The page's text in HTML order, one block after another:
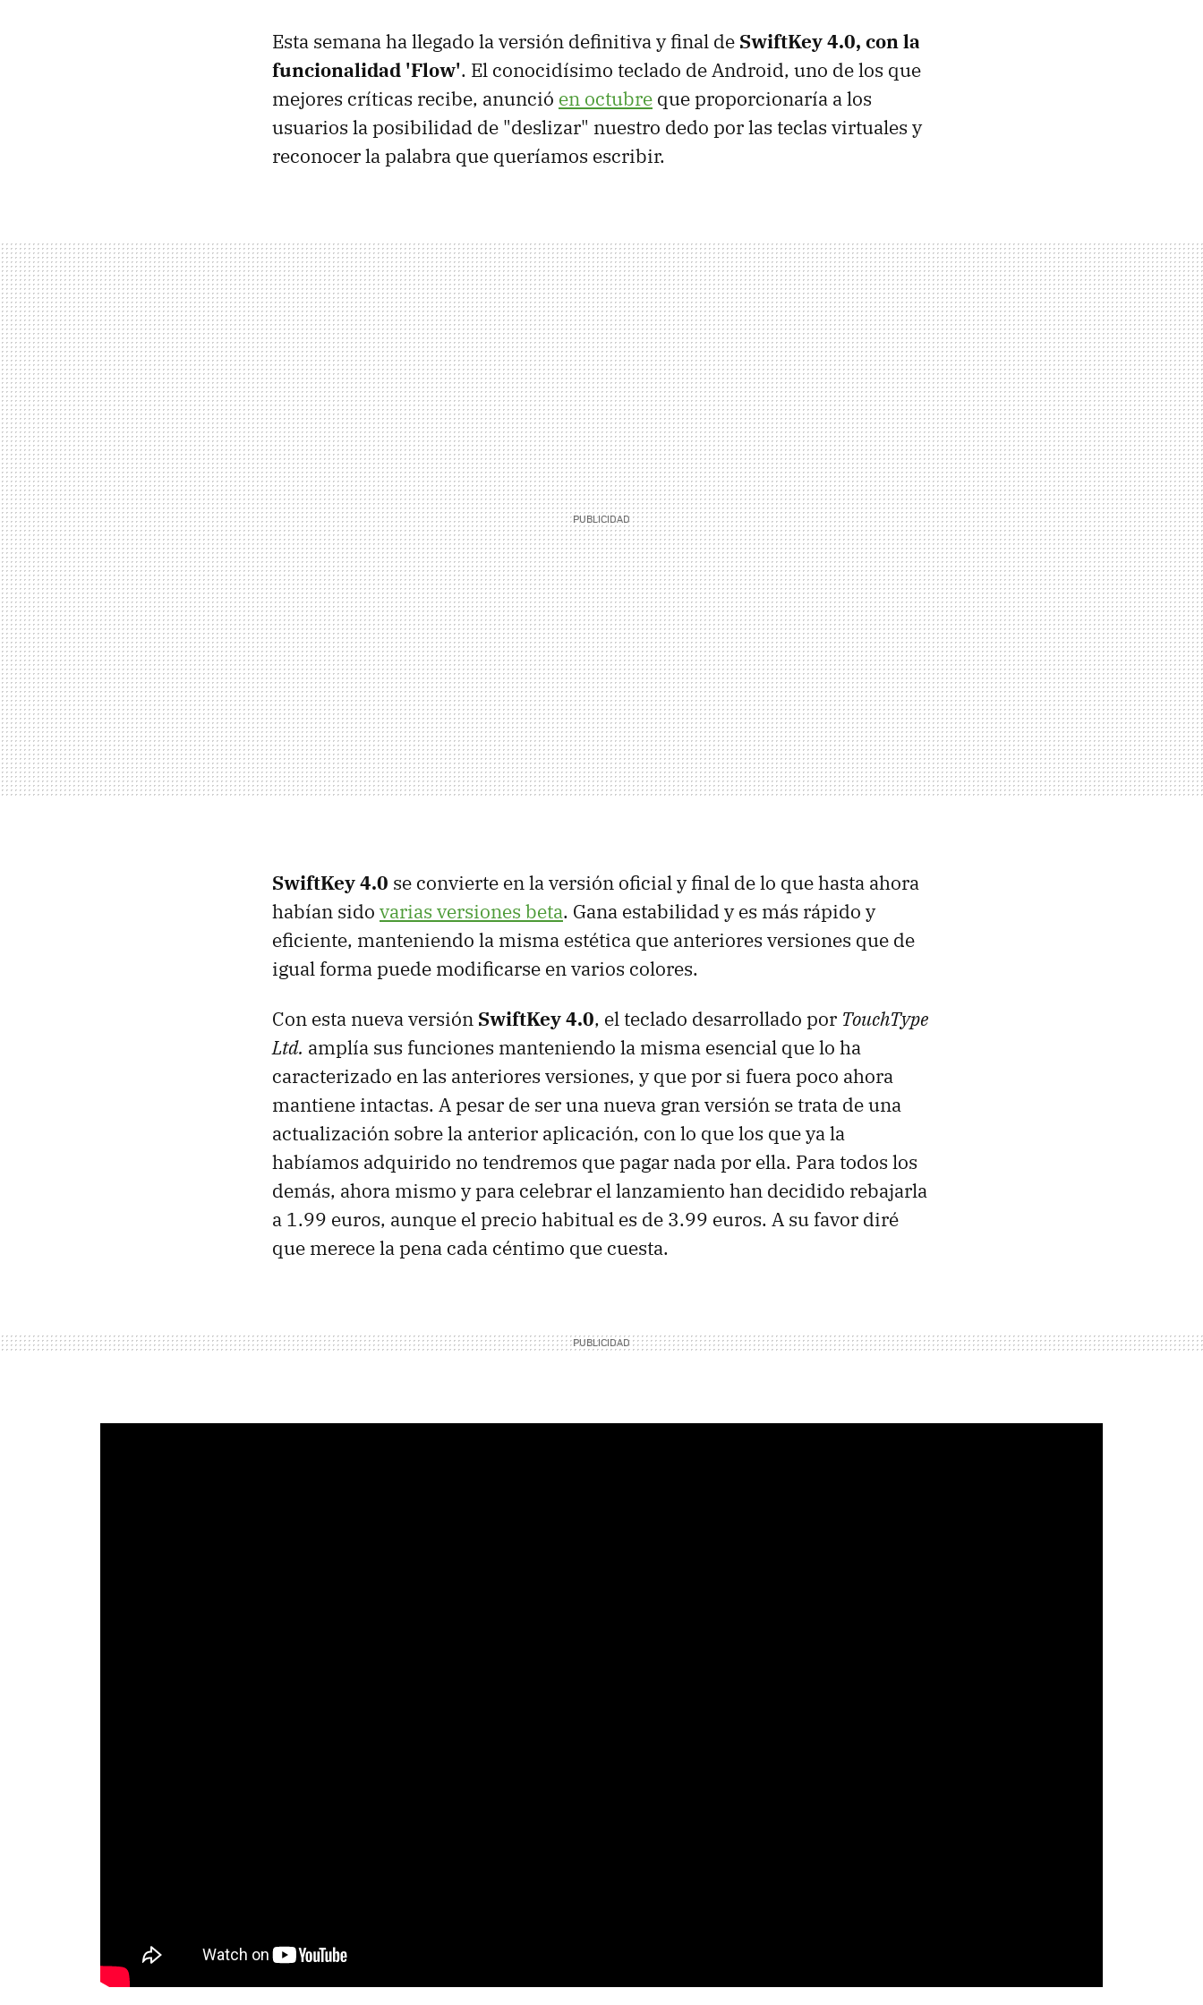
Esta semana ha llegado la versión definitiva y final de SwiftKey 4.0, con la
funcionalidad 'Flow'. El conocidísimo teclado de Android, uno de los que
mejores críticas recibe, anunció en octubre que proporcionaría a los
usuarios la posibilidad de "deslizar" nuestro dedo por las teclas virtuales y
reconocer la palabra que queríamos escribir.
SwiftKey 4.0 se convierte en la versión oficial y final de lo que hasta ahora
habían sido varias versiones beta. Gana estabilidad y es más rápido y
eficiente, manteniendo la misma estética que anteriores versiones que de
igual forma puede modificarse en varios colores.
Con esta nueva versión SwiftKey 4.0, el teclado desarrollado por TouchType
Ltd. amplía sus funciones manteniendo la misma esencial que lo ha
caracterizado en las anteriores versiones, y que por si fuera poco ahora
mantiene intactas. A pesar de ser una nueva gran versión se trata de una
actualización sobre la anterior aplicación, con lo que los que ya la
habíamos adquirido no tendremos que pagar nada por ella. Para todos los
demás, ahora mismo y para celebrar el lanzamiento han decidido rebajarla
a 1.99 euros, aunque el precio habitual es de 3.99 euros. A su favor diré
que merece la pena cada céntimo que cuesta.